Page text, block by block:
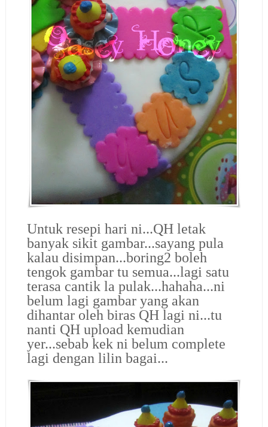
Untuk resepi hari ni...QH letak
banyak sikit gambar...sayang pula
kalau disimpan...boring2 boleh
tengok gambar tu semua...lagi satu
terasa cantik la pulak...hahaha...ni
belum lagi gambar yang akan
dihantar oleh biras QH lagi ni...tu
nanti QH upload kemudian
yer...sebab kek ni belum complete
lagi dengan lilin bagai...